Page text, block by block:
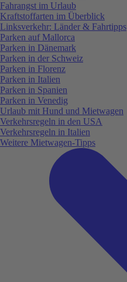
Fahrangst im Urlaub
Kraftstoffarten im Überblick
Linksverkehr: Länder & Fahrtipps
Parken auf Mallorca
Parken in Dänemark
Parken in der Schweiz
Parken in Florenz
Parken in Italien
Parken in Spanien
Parken in Venedig
Urlaub mit Hund und Mietwagen
Verkehrsregeln in den USA
Verkehrsregeln in Italien
Weitere Mietwagen-Tipps